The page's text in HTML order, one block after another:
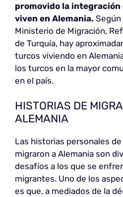
promovido la integración
viven en Alemania.
Ministerio de Migración,
de Turquía, hay
turcos viviendo en
los turcos en la mayor
en el país.
HISTORIAS DE
ALEMANIA
Las historias personales
migraron a Alemania son
desafíos a los que se
migrantes. Uno de los
es que, a mediados de la